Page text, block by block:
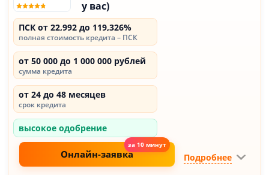
у вас)
ПСК от 22,992 до 119,326%
полная стоимость кредита – ПСК
от 50 000 до 1 000 000 рублей
сумма кредита
от 24 до 48 месяцев
срок кредита
высокое одобрение
Онлайн-заявка Подробнее